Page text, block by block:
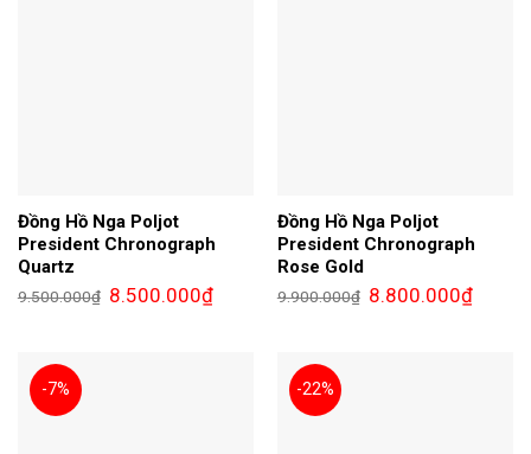
Đồng Hồ Nga Poljot
President Chronograph
Quartz
9.500.000₫ Giá
gốc
8.500.000₫Giá
hiện
Đồng Hồ Nga Poljot
President Chronograph
Rose Gold
9.900.000₫ Giá
gốc
8.800.000₫Giá
hiện
-7%
-22%